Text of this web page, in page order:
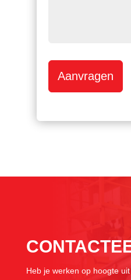
Aanvragen
Heb je werken op hoogte